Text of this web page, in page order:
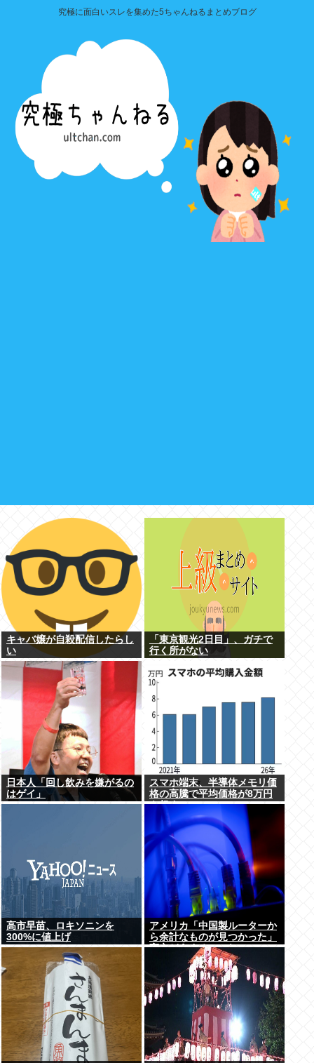
究極に面白いスレを集めた5ちゃんねるまとめブログ
キャバ嬢が自殺配信したらし
い
「東京観光2日目」、ガチで
行く所がない
日本人「回し飲みを嫌がるの
はゲイ」
スマホ端末、半導体メモリ価
格の高騰で平均価格が8万円
を超す
高市早苗、ロキソニンを
300%に値上げ
アメリカ「中国製ルーターか
ら余計なものが見つかった」
高市どうするのこれ